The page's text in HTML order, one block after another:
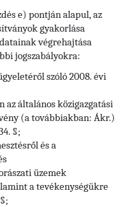
e) pontján alapul, az
gyakorlása
végrehajtása
jogszabályokra:
szóló 2008. évi
az általános közigazgatási
(a továbbiakban: Ákr.)
§;
és a
üzemek
a tevékenységükre